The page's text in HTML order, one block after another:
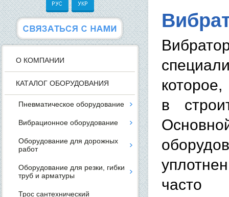
О КОМПАНИИ
КАТАЛОГ ОБОРУДОВАНИЯ
Пневматическое оборудование
Вибрационное оборудование
Оборудование для дорожных
работ
Оборудование для резки, гибки
труб и арматуры
Трос сантехнический
в